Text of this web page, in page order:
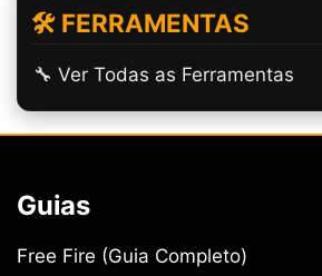
🛠️ FERRAMENTAS
🔧 Ver Todas as Ferramentas
Guias
Free Fire (Guia Completo)